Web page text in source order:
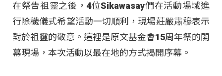
在祭告祖靈之後，4位Sikawasay們在活動場域進
行除穢儀式希望活動一切順利，現場莊嚴肅穆表示
對於祖靈的敬意。這裡是原文基金會15周年祭的開
幕現場，本次活動以最在地的方式揭開序幕。